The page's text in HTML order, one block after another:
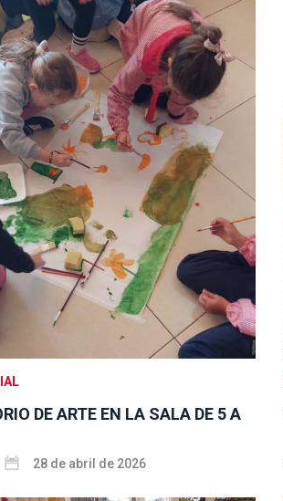
DE ARTE EN LA SALA DE 5 A
28 de abril de 2026